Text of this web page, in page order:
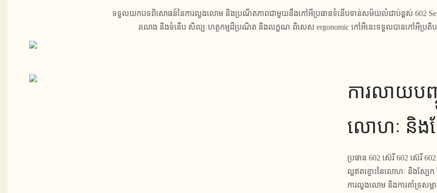
ទទួលយកបទពិសោធន៍នៃការលួងលោម និងប្រណីតភាពជាមួយនឹងកៅអីប្រធានទំនើបទាន់សម័យលំដាប់ខ្ពស់ 602
រលោង និងទំនើប សិល្បៈហត្ថកម្មដ៏ប្រណិត និងលក្ខណៈពិសេស ergonomic កៅអីនេះទទួលបានកៅអីប្រតិ
ការលាយបញ្
លោហៈ និង
ប្រធាន 602 ស៊េរី 602 ស៊េរី
ល្អឥតខ្ចោះនៃលោហៈ និងស្បែ
ការលួងលោម និងការគាំទ្រសម្ភ